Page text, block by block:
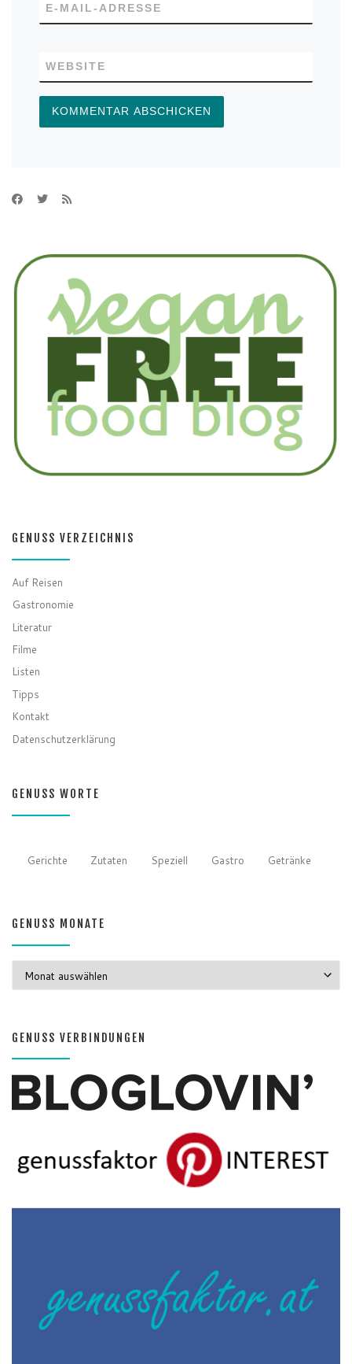
E-MAIL-ADRESSE
WEBSITE
GENUSS VERZEICHNIS
Auf Reisen
Gastronomie
Literatur
Filme
Listen
Tipps
Kontakt
Datenschutzerklärung
GENUSS WORTE
Gerichte Zutaten Speziell Gastro Getränke
GENUSS MONATE
GENUSS VERBINDUNGEN